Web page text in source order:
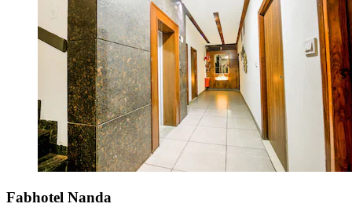
Fabhotel Nanda